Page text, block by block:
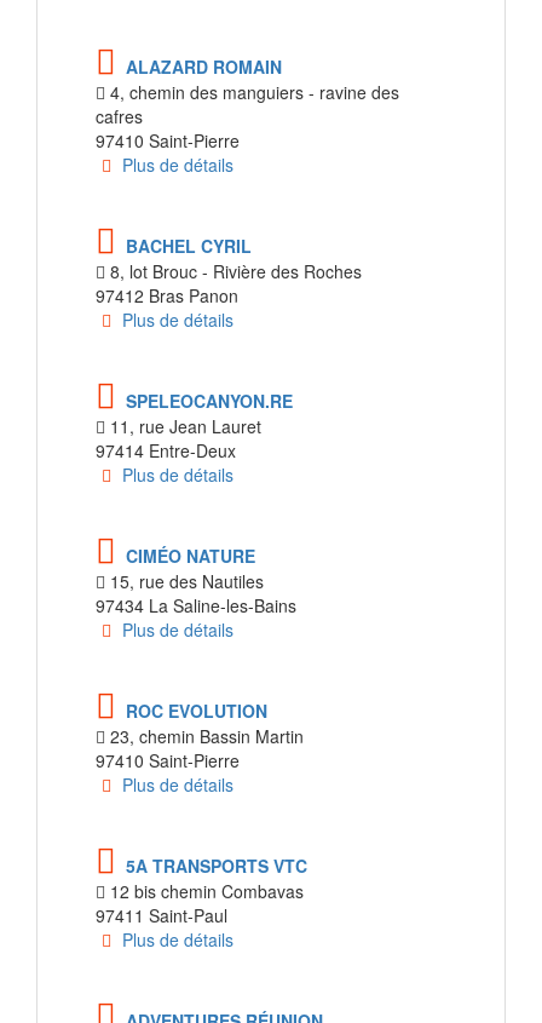
ALAZARD ROMAIN
4, chemin des manguiers - ravine des
cafres
97410 Saint-Pierre
Plus de détails
BACHEL CYRIL
8, lot Brouc - Rivière des Roches
97412 Bras Panon
Plus de détails
SPELEOCANYON.RE
11, rue Jean Lauret
97414 Entre-Deux
Plus de détails
CIMÉO NATURE
15, rue des Nautiles
97434 La Saline-les-Bains
Plus de détails
ROC EVOLUTION
23, chemin Bassin Martin
97410 Saint-Pierre
Plus de détails
5A TRANSPORTS VTC
12 bis chemin Combavas
97411 Saint-Paul
Plus de détails